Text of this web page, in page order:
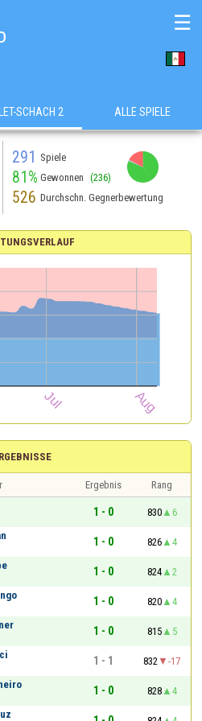
☰
SCHACH 2 ALLE SPIELE
291 Spiele
81% Gewonnen (236)
526 Durchschn. Gegnerbewertung
Ergebnis
Rang
1 - 0 830
6
1 - 0 826
4
1 - 0 824
2
1 - 0 820
4
1 - 0 815
5
1 - 1 832
-17
1 - 0 828
4